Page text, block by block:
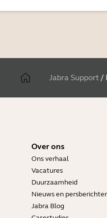
Jabra Support /
Over ons
Ons verhaal
Vacatures
Duurzaamheid
Nieuws en
Jabra Blog